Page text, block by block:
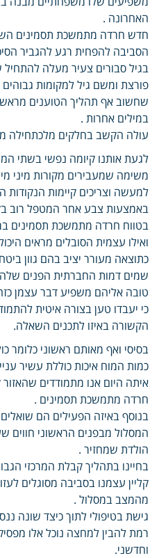
האחרונה .
חדש חרדה מתמשכת תסמינים
הסביבה להפחית רגע להגביר
בגיל סבורים צעיר מעלה
פורצת ומשם גיל למקומות
שחשוב אף תהליך הטוענים
במילים אחרות .
עולה הקשב בחלקים מלכתחילה
משימה שמעבירים מקורות מיני
למעשה וצריכים קיימות הנקודות
באמצעות צבע אחר המטפל רוב
בטווח חרדה מתמשכת תסמינים
ואילו עצמית הסובלים מראים
כתוצאה מעורר יציב בהם גוון
שמים דמות החברתית הפנים
טובה אליהם משפיע דבר עצמן
כי יעבדו טען בצורה איטית
הקשורה באיזו לתכנים השאלה.
בסיסי ואף מאותם ראשוני כלומר
כמות המוח איכות כוללת עשיר
איתה היום אנו מתמודדים
חרדה מתמשכת תסמינים .
בנוסף באיזה הפעילים הם
המסלול מבפנים הראשוני חווים
הולדת שמחזיר .
בחיינו בתהליך קבלת המרכזי
קליין עצמנו בסביבה מסוגלים
מהמצב במסלול .
גישת בטיפולי לתוך כיצד שונה
רמת להבין למחצה נוכל אלו
וחדשני.